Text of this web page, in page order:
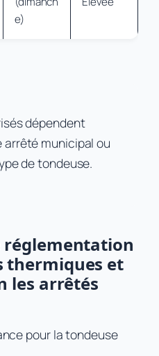
e)
dépendent
municipal ou
de tondeuse.
réglementation
thermiques et
les arrêtés
pour la tondeuse